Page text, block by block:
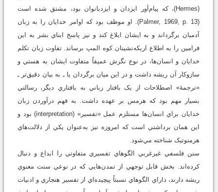
(Hermes)، که پيام‌آور ايزدان و ايزدبانوان بود، مشتق شده است
(Palmer, 1969, p. 13). او موظف بود که اوامر خدايان را به زبان
آدميان برگرداند و به ايشان ابلاغ کند و نيز پاسخ ابناي بشر به اين
فرامين را به اطلاع اريکه‌نشينان کوه المپ برساند. تفاوت زبان تکلم
خدايان و انسان‌ها، در نوع نگرش عميقاً متفاوت ايشان به هستي و
سازوکار آن ريشه داشت و در اين ميان برگردان يا ـ به بيان دقيق‌تر ـ
«ترجمۀ» اصطلاحات از يک بافتار زباني به بافتاري ديگر، رسالتي
بسيار مهم بود که هرمس بر عهده داشت. به فهم درآوردن زبان
خدايان براي انسان‌ها مستلزم عمل «تفسير» (interpretation) بود و
اين همان برداشتي است که امروزه نيز به‌عنوان يکي از دلالت‌هاي
هرمنوتيک شناخته مي‌شود.
سنن فلسفي غيرغربي الگوهاي تفسيري متفاوتي را ابداع و دنبال
کرده‌اند. بخش قابل توجهي از تمدن‌هايي که در نوعي سنت معنوي
ريشه دارند، داراي الگوهاي نسبتاً پيچيده‌اي از تفسير هنجاري و ادبيات